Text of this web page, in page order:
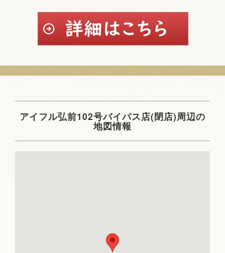
アイフル弘前102号バイパス店(閉店)周辺の
地図情報